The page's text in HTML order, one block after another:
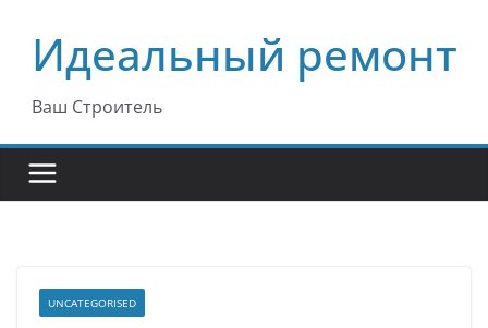
содержимому
Идеальный ремонт
Ваш Строитель
UNCATEGORISED